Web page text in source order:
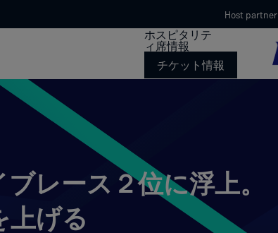
Host partner
ホスピタリテ
ィ席情報
チケット情報
レース２位に浮上。
上げる